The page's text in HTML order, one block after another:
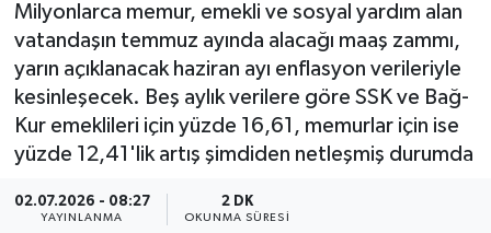
Milyonlarca memur, emekli ve sosyal yardım alan
vatandaşın temmuz ayında alacağı maaş zammı,
yarın açıklanacak haziran ayı enflasyon verileriyle
kesinleşecek. Beş aylık verilere göre SSK ve Bağ-
Kur emeklileri için yüzde 16,61, memurlar için ise
yüzde 12,41'lik artış şimdiden netleşmiş durumda
02.07.2026 - 08:27
YAYINLANMA
2 DK
OKUNMA SÜRESI